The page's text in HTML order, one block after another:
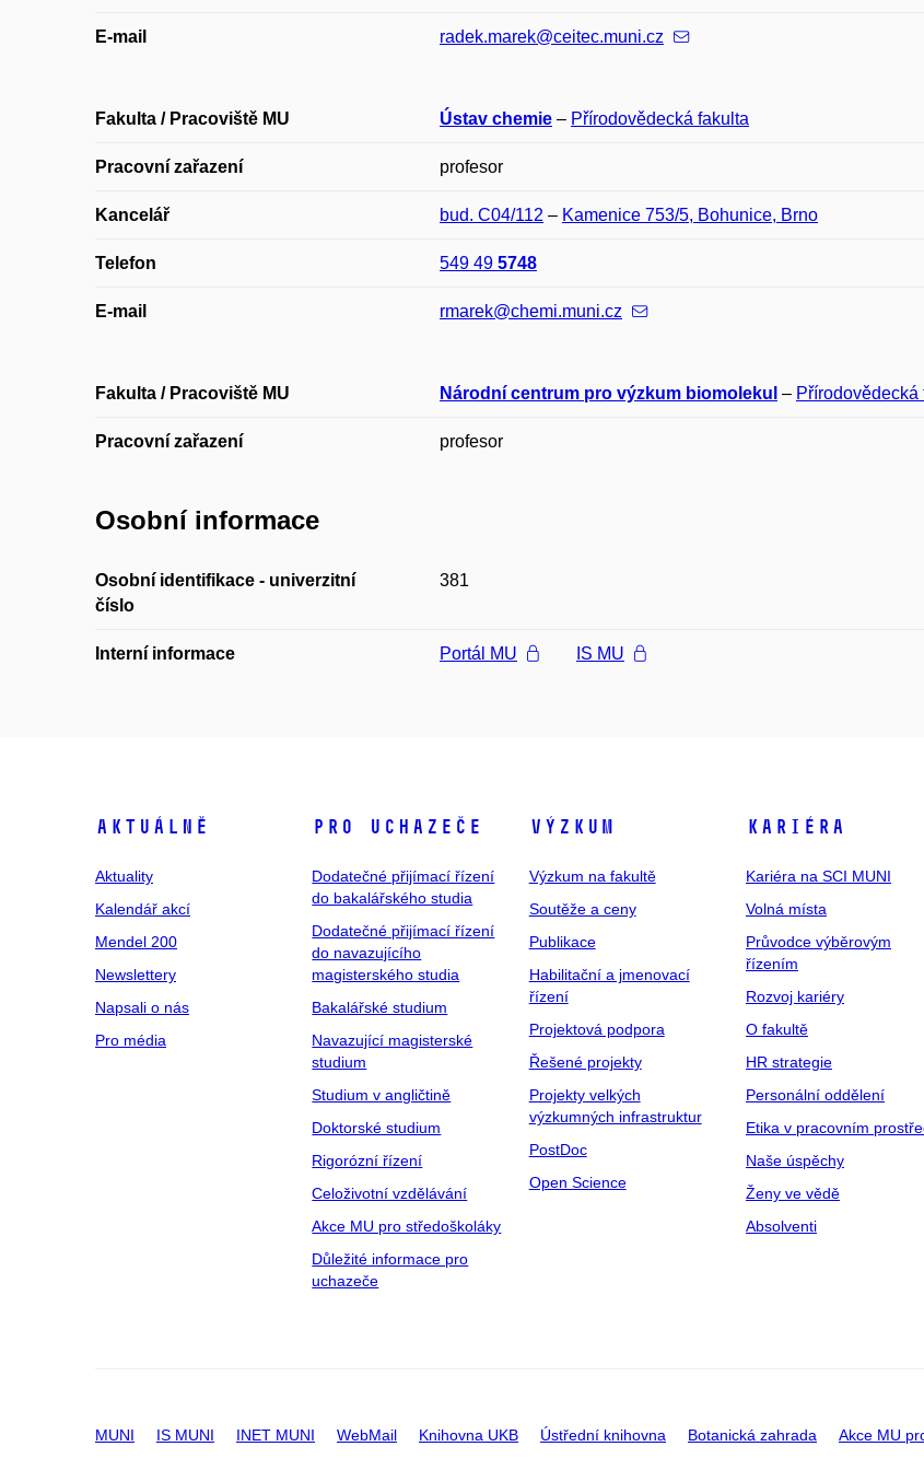
E-mail radek.marek@ceitec.muni.cz
Fakulta / Pracoviště MU Ústav chemie – Přírodovědecká fakulta
Pracovní zařazení profesor
Kancelář bud. C04/112 – Kamenice 753/5, Bohunice, Brno
Telefon 549 49 5748
E-mail rmarek@chemi.muni.cz
Fakulta / Pracoviště MU Národní centrum pro výzkum biomolekul – Přírodovědecká
Pracovní zařazení profesor
Osobní informace
Osobní identifikace - univerzitní
číslo
381
Interní informace Portál MU IS MU
Aktuálně
Aktuality
Kalendář akcí
Mendel 200
Newslettery
Napsali o nás
Pro média
Pro uchazeče
Dodatečné přijímací řízení
do bakalářského studia
Dodatečné přijímací řízení
do navazujícího
magisterského studia
Bakalářské studium
Navazující magisterské
studium
Studium v angličtině
Doktorské studium
Rigorózní řízení
Celoživotní vzdělávání
Akce MU pro středoškoláky
Důležité informace pro
uchazeče
Výzkum
Výzkum na fakultě
Soutěže a ceny
Publikace
Habilitační a jmenovací
řízení
Projektová podpora
Řešené projekty
Projekty velkých
výzkumných infrastruktur
PostDoc
Open Science
Kariéra
Kariéra na SCI MUNI
Volná místa
Průvodce výběrovým
řízením
Rozvoj kariéry
O fakultě
HR strategie
Personální oddělení
Etika v pracovním
Naše úspěchy
Ženy ve vědě
Absolventi
MUNI IS MUNI INET MUNI WebMail Knihovna UKB Ústřední knihovna Botanická zahrada Akce MU